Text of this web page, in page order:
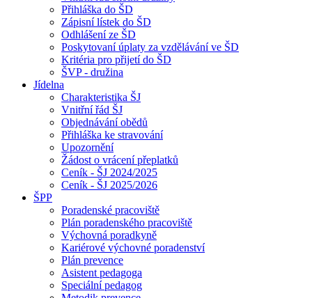
Přihláška do ŠD
Zápisní lístek do ŠD
Odhlášení ze ŠD
Poskytovaní úplaty za vzdělávání ve ŠD
Kritéria pro přijetí do ŠD
ŠVP - družina
Jídelna
Charakteristika ŠJ
Vnitřní řád ŠJ
Objednávání obědů
Přihláška ke stravování
Upozornění
Žádost o vrácení přeplatků
Ceník - ŠJ 2024/2025
Ceník - ŠJ 2025/2026
ŠPP
Poradenské pracoviště
Plán poradenského pracoviště
Výchovná poradkyně
Kariérové výchovné poradenství
Plán prevence
Asistent pedagoga
Speciální pedagog